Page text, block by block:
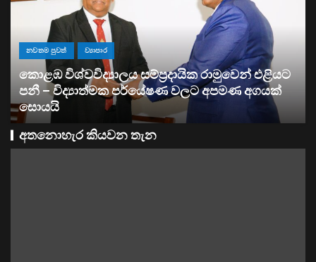
ව්‍යාපාර
සතොසෙන් සුපර් වැඩක් ..
අතනොහැර කියවන තැන